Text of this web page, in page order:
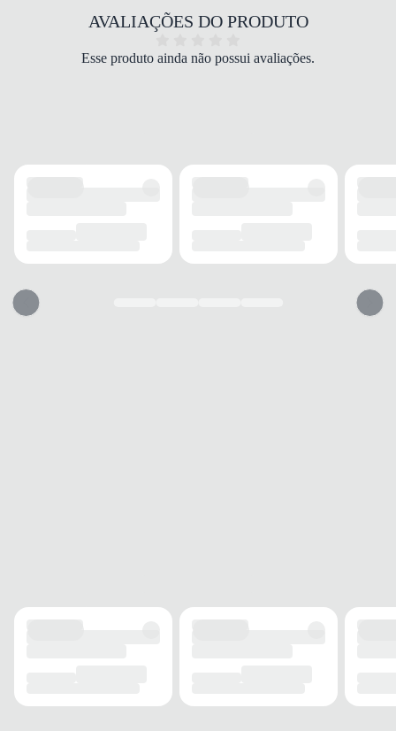
suave e uma experiência extremamente agradável
para quem valoriza detalhes que fazem a diferença no
facilmente com looks esportivos ou casuais. O
AVALIAÇÕES DO PRODUTO
Esse produto ainda não possui avaliações.